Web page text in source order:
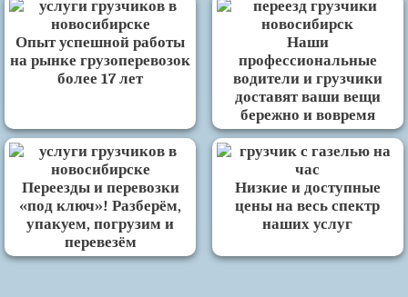
Опыт успешной работы
на рынке грузоперевозок
более 17 лет
Наши
профессиональные
водители и грузчики
доставят ваши вещи
бережно и вовремя
Переезды и перевозки
«под ключ»! Разберём,
упакуем, погрузим и
перевезём
Низкие и доступные
цены на весь спектр
наших услуг